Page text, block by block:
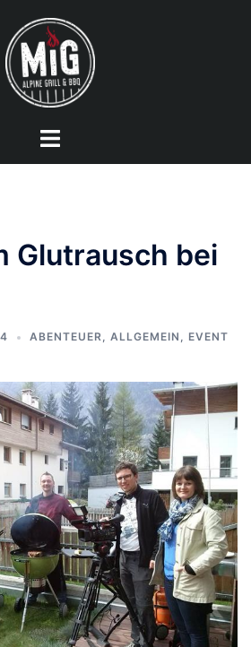
Menü
Glutrausch bei
ABENTEUER, ALLGEMEIN , EVENT